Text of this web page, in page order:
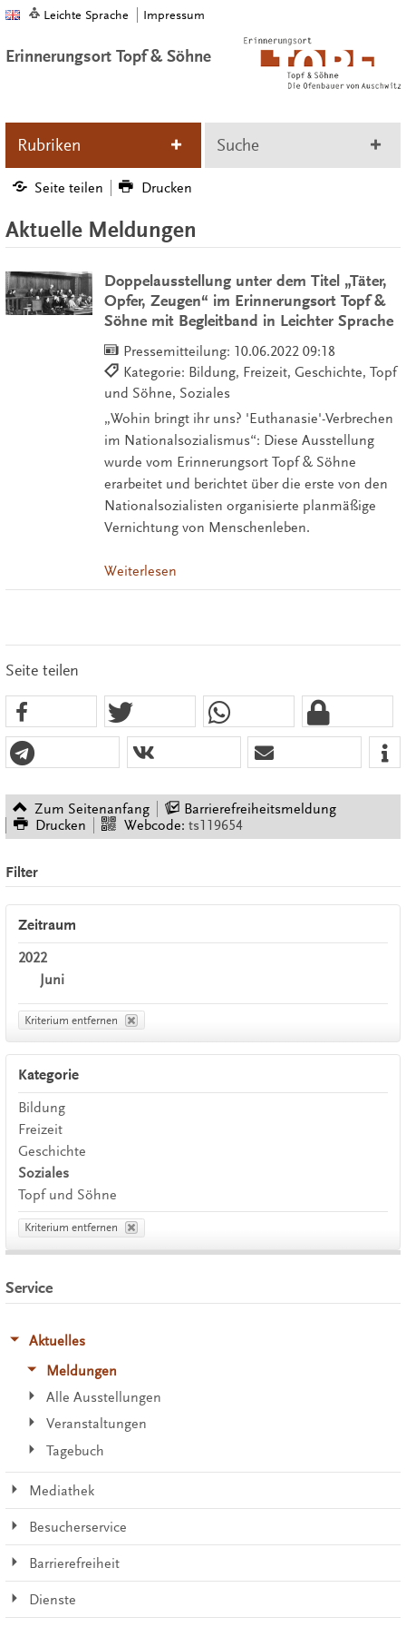
Leichte Sprache Impressum
Erinnerungsort Topf & Söhne
Rubriken Suche
Seite teilen Drucken
Aktuelle Meldungen
Doppelausstellung unter dem Titel „Täter,
Opfer, Zeugen“ im Erinnerungsort Topf &
Söhne mit Begleitband in Leichter Sprache
Pressemitteilung: 10.06.2022 09:18
Kategorie: Bildung, Freizeit, Geschichte, Topf
und Söhne, Soziales
„Wohin bringt ihr uns? 'Euthanasie'-Verbrechen
im Nationalsozialismus“: Diese Ausstellung
wurde vom Erinnerungsort Topf & Söhne
erarbeitet und berichtet über die erste von den
Nationalsozialisten organisierte planmäßige
Vernichtung von Menschenleben.
Weiterlesen
Seite teilen
Zum Seitenanfang
Barrierefreiheitsmeldung
Drucken
Webcode: ts119654
Filter
Zeitraum
2022
Juni
Kriterium entfernen
Kategorie
Bildung
Freizeit
Geschichte
Soziales
Topf und Söhne
Kriterium entfernen
Service
Aktuelles
Meldungen
Alle Ausstellungen
Veranstaltungen
Tagebuch
Mediathek
Besucherservice
Barrierefreiheit
Dienste